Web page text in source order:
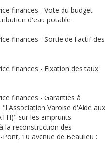
finances - Vote du budget
d'eau potable
finances - Sortie de l'actif des
finances - Fixation des taux
finances - Garanties à
Varoise d'Aide aux
sur les emprunts
la reconstruction des
10 avenue de Beaulieu :